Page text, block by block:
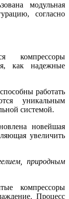
модульная
согласно
компрессоры
как надежные
работать
уникальным
системой.
новейшая
увеличить
природным
компрессоры
Процесс